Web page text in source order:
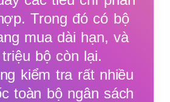
Trong đó có bộ
mua dài hạn, và
bộ còn lại.
kiểm tra rất nhiều
toàn bộ ngân sách